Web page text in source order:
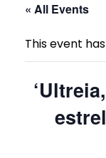
« All Events
This event